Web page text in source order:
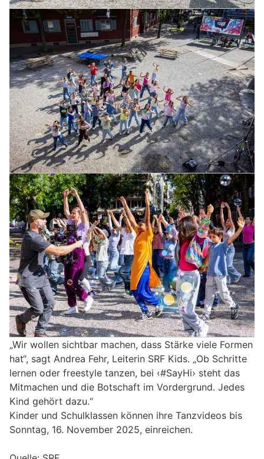
„Wir wollen sichtbar machen, dass Stärke viele Formen
hat“, sagt Andrea Fehr, Leiterin SRF Kids. „Ob Schritte
lernen oder freestyle tanzen, bei ‹#SayHi› steht das
Mitmachen und die Botschaft im Vordergrund. Jedes
Kind gehört dazu.“
Kinder und Schulklassen können ihre Tanzvideos bis
Sonntag, 16. November 2025, einreichen.